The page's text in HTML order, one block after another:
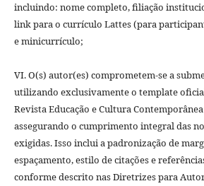
incluindo: nome completo, filiação
link para o currículo Lattes (para
e minicurrículo;
VI. O(s) autor(es) comprometem-se a
utilizando exclusivamente o template
Revista Educação e Cultura Contemporânea
assegurando o cumprimento integral das
exigidas. Isso inclui a padronização de
espaçamento, estilo de citações e
conforme descrito nas Diretrizes para